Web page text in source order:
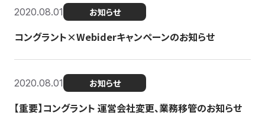
2020.08.01 お知らせ
コングラント×Webiderキャンペーンのお知らせ
2020.08.01 お知らせ
【重要】コングラント 運営会社変更、業務移管のお知らせ